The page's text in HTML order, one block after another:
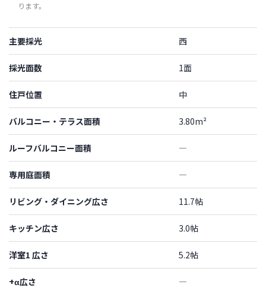
ります。
主要採光 西
採光面数 1面
住戸位置 中
バルコニー・テラス面積 3.80m²
ルーフバルコニー面積 ―
専用庭面積 ―
リビング・ダイニング広さ 11.7帖
キッチン広さ 3.0帖
洋室1 広さ 5.2帖
+α広さ ―